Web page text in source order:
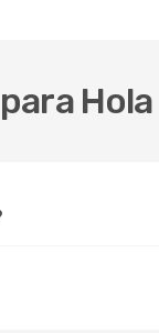
Hola